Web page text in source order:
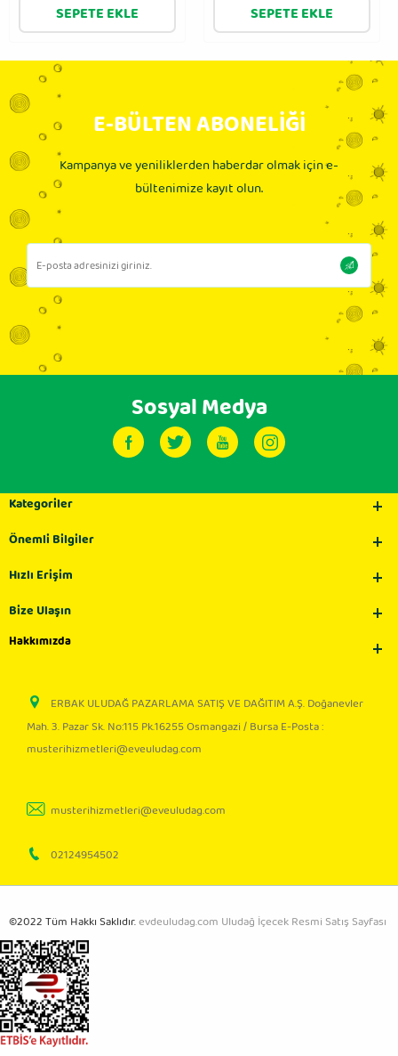
SEPETE EKLE SEPETE EKLE
E-BÜLTEN ABONELİĞİ
Kampanya ve yeniliklerden haberdar olmak için e-
bültenimize kayıt olun.
Sosyal Medya
Kategoriler
Önemli Bilgiler
Hızlı Erişim
Bize Ulaşın
Hakkımızda
ERBAK ULUDAĞ PAZARLAMA SATIŞ VE DAĞITIM A.Ş. Doğanevler
Mah. 3. Pazar Sk. No:115 Pk.16255 Osmangazi / Bursa E-Posta :
musterihizmetleri@eveuludag.com
musterihizmetleri@eveuludag.com
02124954502
©2022 Tüm Hakkı Saklıdır.evdeuludag.com Uludağ İçecek Resmi Satış Sayfası